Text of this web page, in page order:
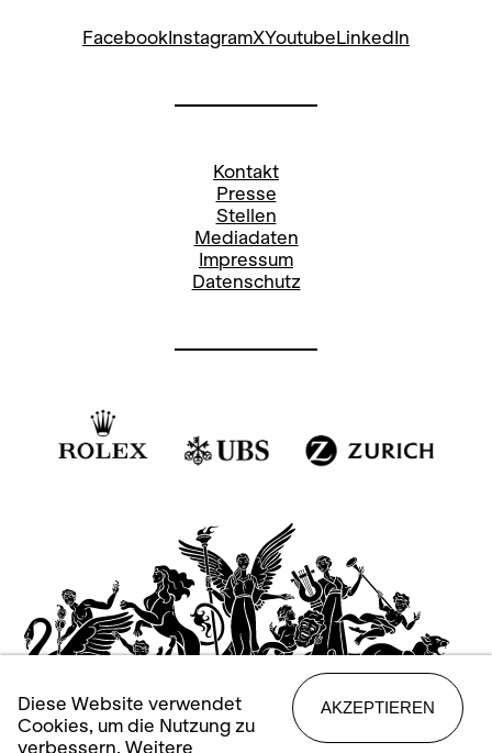
FacebookInstagramXYoutubeLinkedIn
Kontakt
Presse
Stellen
Mediadaten
Impressum
Datenschutz
Diese Website verwendet
Cookies, um die Nutzung zu
verbessern. Weitere
AKZEPTIEREN